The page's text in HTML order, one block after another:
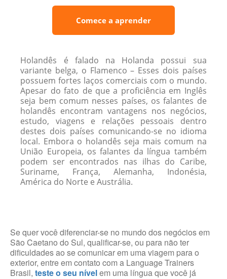
Comece a aprender
Holandês é falado na Holanda possui sua
variante belga, o Flamenco – Esses dois países
possuem fortes laços comerciais com o mundo.
Apesar do fato de que a proficiência em Inglês
seja bem comum nesses países, os falantes de
holandês encontram vantagens nos negócios,
estudo, viagens e relações pessoais dentro
destes dois países comunicando-se no idioma
local. Embora o holandês seja mais comum na
União Europeia, os falantes da língua também
podem ser encontrados nas ilhas do Caribe,
Suriname, França, Alemanha, Indonésia,
América do Norte e Austrália.
Se quer você diferenciar-se no mundo dos negócios em
São Caetano do Sul, qualificar-se, ou para não ter
dificuldades ao se comunicar em uma viagem para o
exterior, entre em contato com a Language Trainers
Brasil, teste o seu nívelem uma língua que você já